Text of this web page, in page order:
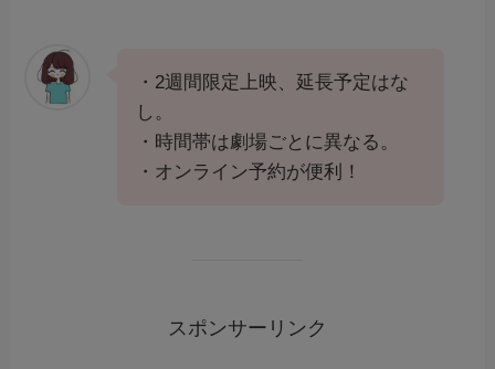
・2週間限定上映、延長予定はな
し。
・時間帯は劇場ごとに異なる。
・オンライン予約が便利！
スポンサーリンク